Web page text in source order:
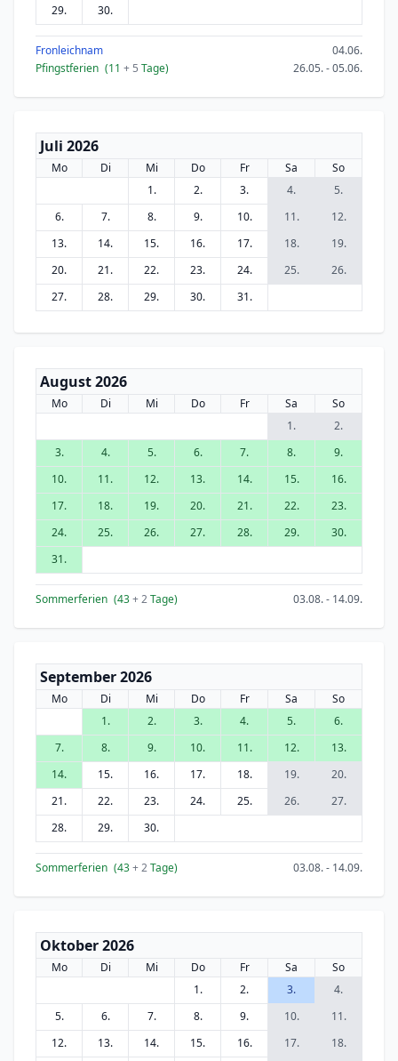
29. 30.
Fronleichnam
04.06.
Pfingstferien (11 + 5 Tage) 26.05. - 05.06.
Juli 2026
Mo Di Mi Do Fr Sa
So
1.
2. 3. 4.
5.
6.
7. 8. 9. 10. 11.
12.
13.
14. 15. 16. 17. 18.
19.
20.
21. 22. 23. 24. 25.
26.
27.
28. 29. 30. 31.
August 2026
Mo Di Mi Do Fr Sa
So
1.
2.
3.
4. 5. 6. 7. 8.
9.
10.
11. 12. 13. 14. 15.
16.
17.
18. 19. 20. 21. 22.
23.
24.
25. 26. 27. 28. 29.
30.
31.
Sommerferien (43+ 2Tage) 03.08. - 14.09.
September 2026
Mo Di Mi Do Fr Sa
So
1.
2. 3. 4. 5.
6.
7.
8. 9. 10. 11. 12.
13.
14.
15. 16. 17. 18. 19.
20.
21.
22. 23. 24. 25. 26.
27.
28.
29. 30.
Sommerferien (43+ 2Tage) 03.08. - 14.09.
Oktober 2026
Mo Di Mi Do Fr Sa
So
1.
2. 3.
4.
5.
6. 7. 8. 9. 10.
11.
12.
13. 14. 15. 16. 17.
18.